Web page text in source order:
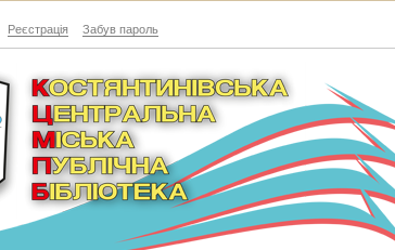
Реєстрація Забув пароль